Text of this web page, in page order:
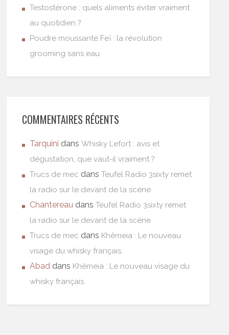
Testostérone : quels aliments éviter vraiment
au quotidien ?
Poudre moussante Feï : la révolution
grooming sans eau
COMMENTAIRES RÉCENTS
Tarquini dansWhisky Lefort : avis et
dégustation, que vaut-il vraiment ?
Trucs de mec dansTeufel Radio 3sixty remet
la radio sur le devant de la scène
Chantereau dansTeufel Radio 3sixty remet
la radio sur le devant de la scène
Trucs de mec dans Khêmeia : Le nouveau
visage du whisky français.
Abad dans Khêmeia : Le nouveau visage du
whisky français.